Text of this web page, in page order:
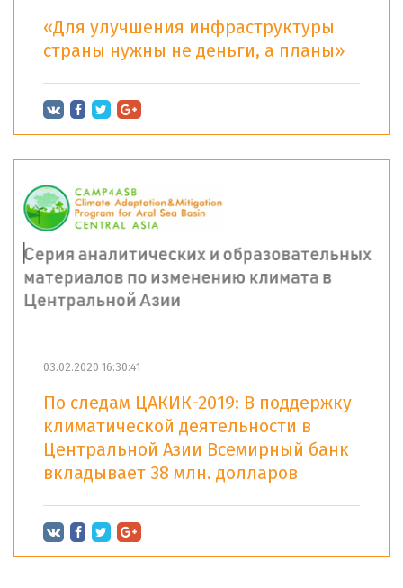
«Для улучшения инфраструктуры
страны нужны не деньги, а планы»
03.02.2020 16:30:41
По следам ЦАКИК-2019: В поддержку
климатической деятельности в
Центральной Азии Всемирный банк
вкладывает 38 млн. долларов